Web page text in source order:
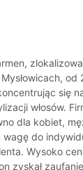
się
włosów.
dla kobiet,
do
Wysoko
zyskał